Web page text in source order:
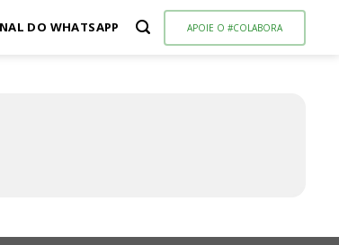
DO WHATSAPP APOIE O #COLABORA